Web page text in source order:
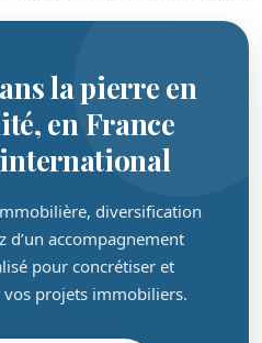
la pierre en
en France
diversification
d’un accompagnement
pour concrétiser et
projets immobiliers.